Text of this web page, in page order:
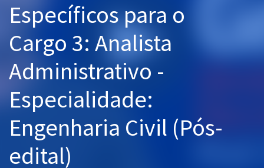
Questões grátis
Aprovados
Atendimento
Específicos para o
Cargo 3: Analista
Administrativo -
Especialidade:
Engenharia Civil (Pós-
edital)